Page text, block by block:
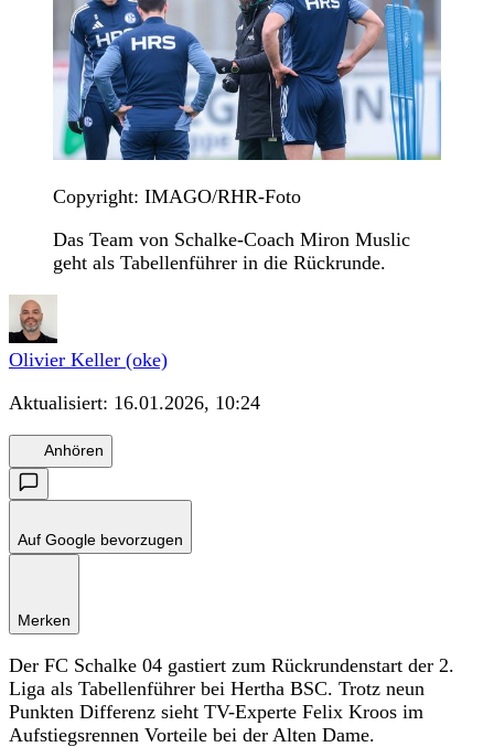
Copyright: IMAGO/RHR-Foto
Das Team von Schalke-Coach Miron Muslic
geht als Tabellenführer in die Rückrunde.
Olivier Keller (oke)
Aktualisiert: 16.01.2026, 10:24
Anhören
Auf Google bevorzugen
Merken
Der FC Schalke 04 gastiert zum Rückrundenstart der 2.
Liga als Tabellenführer bei Hertha BSC. Trotz neun
Punkten Differenz sieht TV-Experte Felix Kroos im
Aufstiegsrennen Vorteile bei der Alten Dame.